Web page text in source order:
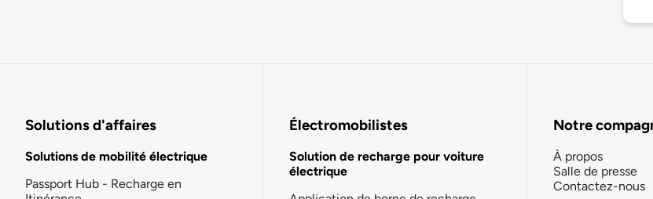
Solutions d'affaires
Solutions de mobilité électrique
Passport Hub - Recharge en
Électromobilistes
Solution de recharge pour voiture
électrique
Notre
À propos
Salle de presse
Contactez-nous